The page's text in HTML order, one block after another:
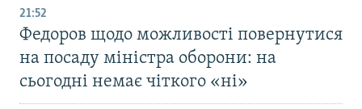
21:52
Федоров щодо можливості повернутися
на посаду міністра оборони: на
сьогодні немає чіткого «ні»